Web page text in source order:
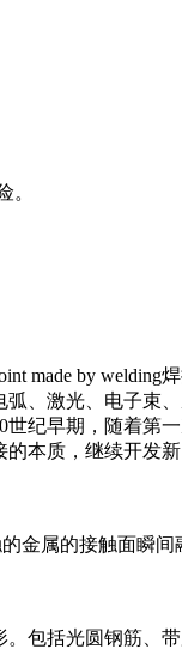
。
joint made by
、激光、电子束
纪早期，随着第
本质，继续开发
金属的接触面瞬
包括光圆钢筋、